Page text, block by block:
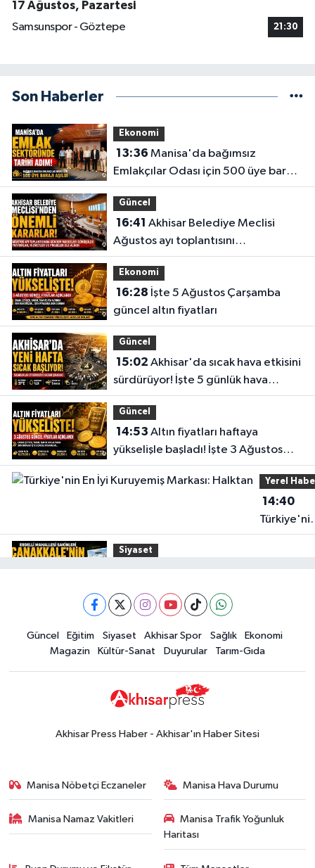
17 Ağustos, Pazartesi
Samsunspor - Göztepe
21:30
Son Haberler
Ekonomi
13:36
Emlakçılar Odası için 500 üye barajı
aşıldı
Güncel
16:41
Ağustos ayı toplantısını
gerçekleştirdi
Ekonomi
16:28
güncel altın fiyatları
Güncel
15:02
sürdürüyor! İşte 5 günlük hava
durumu
Güncel
14:53
yükselişle başladı! İşte 3 Ağustos
güncel fiyatlar
Yerel
14:40
En İyi
Siyaset
yaşadı
19:00Kadın ve Çocuk Giyimde Yeni
Dönem: Minik Terzi’den Anne-
Çocuk Stilini Tamamlayan
Koleksiyonlar
Güncel
18:57Akhisar'da Atatürk
Duyurular
ilgilendiriyor! Cuma günü elektrik
Güncel Eğitim Siyaset Akhisar Spor Sağlık
Ekonomi
Magazin
Kültür-Sanat Duyurular Tarım-Gıda
Akhisar Press Haber - Akhisar'ın Haber Sitesi
Manisa Nöbetçi Eczaneler Manisa Hava Durumu
Manisa Namaz Vakitleri
Manisa Trafik Yoğunluk
Haritası